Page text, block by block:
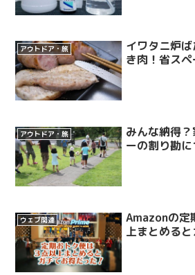
アウトドア・旅
イワタニ炉
き肉！省スペ
アウトドア・旅
みんな納得
ーの割り勘
ウェブ関連
Amazonの定
上まとめると